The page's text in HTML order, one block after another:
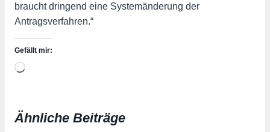
braucht dringend eine Systemänderung der
Antragsverfahren.“
Gefällt mir:
Wird
Ähnliche Beiträge